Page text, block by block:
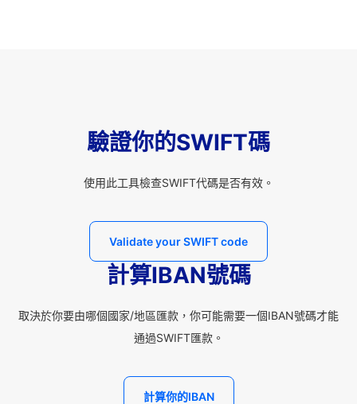
驗證你的SWIFT碼
使用此工具檢查SWIFT代碼是否有效。
Validate your SWIFT code
計算IBAN號碼
取決於你要由哪個國家/地區匯款，你可能需要一個IBAN號碼才能
通過SWIFT匯款。
計算你的IBAN